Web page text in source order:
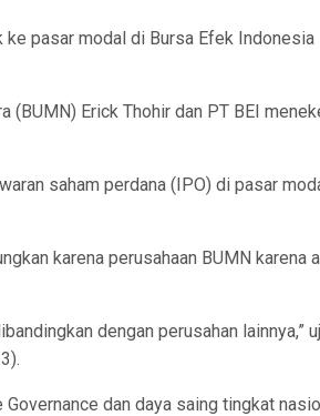
pasar modal di Bursa Efek Indonesia
(BUMN) Erick Thohir dan PT BEI
saham perdana (IPO) di pasar
karena perusahaan BUMN karena
dengan perusahan lainnya,”
dan daya saing tingkat